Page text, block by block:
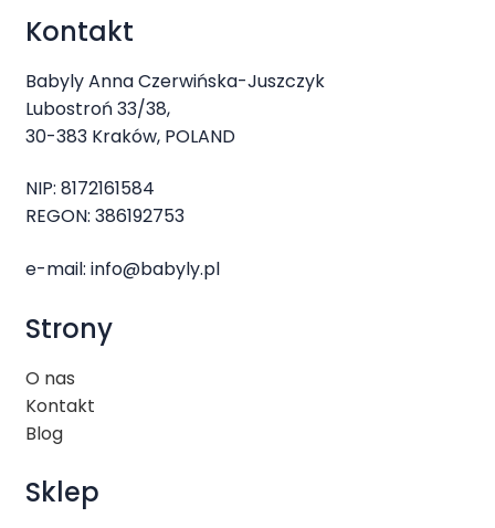
Kontakt
Babyly Anna Czerwińska-Juszczyk
Lubostroń 33/38,
30-383 Kraków, POLAND
NIP: 8172161584
REGON: 386192753
e-mail: info@babyly.pl
Strony
O nas
Kontakt
Blog
Sklep